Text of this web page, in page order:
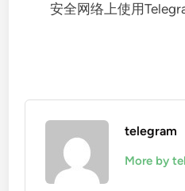
安全网络上使用
telegram
More by